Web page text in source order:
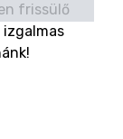
frissülő